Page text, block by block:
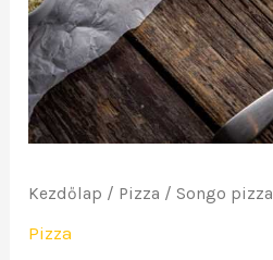
Kezdőlap / Pizza / Songo pizza
Pizza